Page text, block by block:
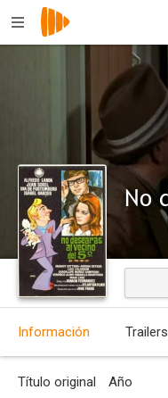
Información Trailers
Título original Año